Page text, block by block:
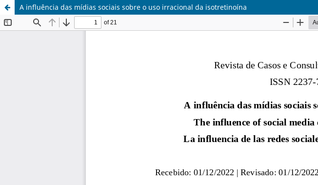
A influência das mídias sociais sobre o uso irracional da isotretinoína